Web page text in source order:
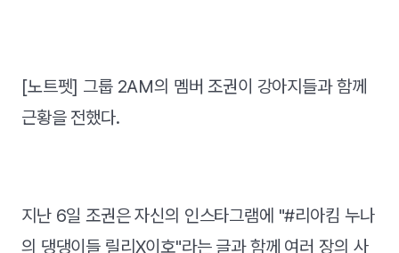
[노트펫] 그룹 2AM의 멤버 조권이 강아지들과 함께
근황을 전했다.
지난 6일 조권은 자신의 인스타그램에 "#리아킴 누나
의 댕댕이들 릴리X이호"라는 글과 함께 여러 장의 사